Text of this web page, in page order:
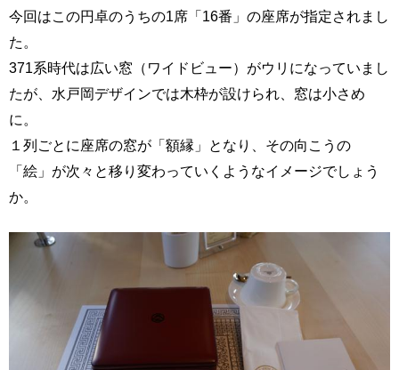
今回はこの円卓のうちの1席「16番」の座席が指定されまし
た。
371系時代は広い窓（ワイドビュー）がウリになっていまし
たが、水戸岡デザインでは木枠が設けられ、窓は小さめ
に。
１列ごとに座席の窓が「額縁」となり、その向こうの
「絵」が次々と移り変わっていくようなイメージでしょう
か。